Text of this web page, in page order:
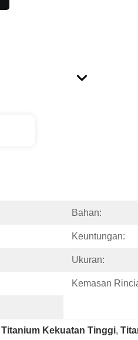
Bahan:
Keuntungan:
Ukuran:
Kemasan
Titanium Kekuatan Tinggi,